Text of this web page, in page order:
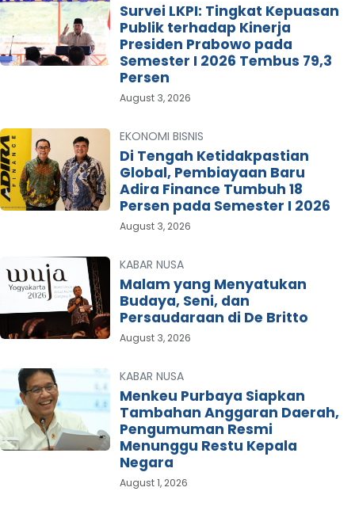
Survei LKPI: Tingkat Kepuasan
Publik terhadap Kinerja
Presiden Prabowo pada
Semester I 2026 Tembus 79,3
Persen
August 3, 2026
EKONOMI BISNIS
Di Tengah Ketidakpastian
Global, Pembiayaan Baru
Adira Finance Tumbuh 18
Persen pada Semester I 2026
August 3, 2026
KABAR NUSA
Malam yang Menyatukan
Budaya, Seni, dan
Persaudaraan di De Britto
August 3, 2026
KABAR NUSA
Menkeu Purbaya Siapkan
Tambahan Anggaran Daerah,
Pengumuman Resmi
Menunggu Restu Kepala
Negara
August 1, 2026